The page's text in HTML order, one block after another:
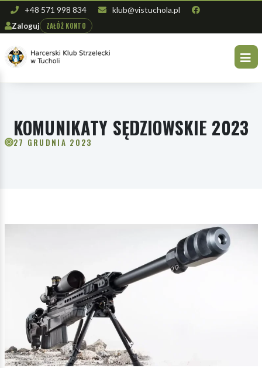
+48 571 998 834 klub@vistuchola.pl
Zaloguj ZAŁÓŻ KONTO
KOMUNIKATY SĘDZIOWSKIE 2023
27 GRUDNIA 2023